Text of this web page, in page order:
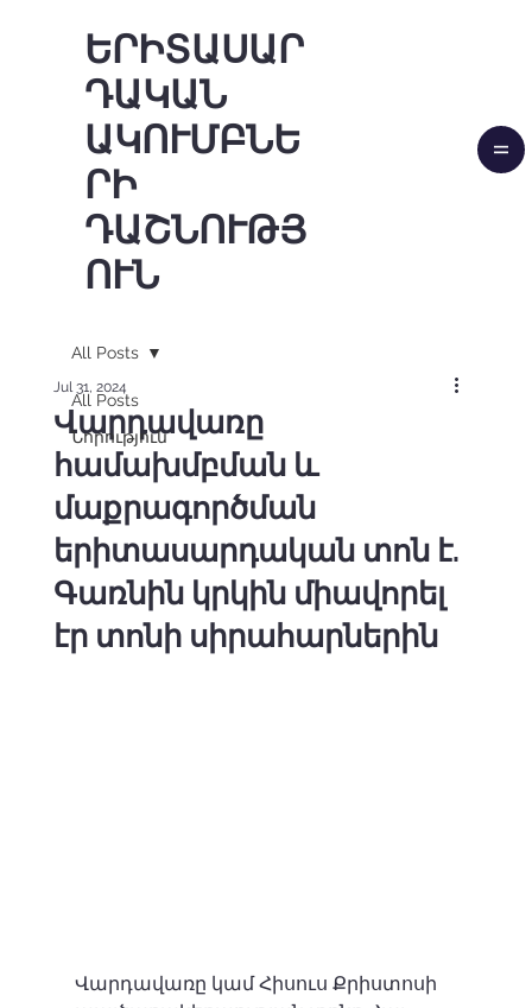
ԵՐԻՏԱՍԱՐ
ԴԱԿԱՆ
ԱԿՈՒՄԲՆԵ
ՐԻ
ԴԱՇՆՈՒԹՅ
ՈՒՆ
All Posts
Նորություն
All Posts
Վարդավառը
համախմբման և
մաքրագործման
երիտասարդական տոն է.
Գառնին կրկին միավորել
էր տոնի սիրահարներին
Jul 31, 2024
Վարդավառը կամ Հիսուս Քրիստոսի